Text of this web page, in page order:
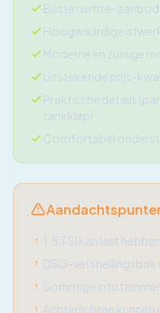
Beste ruimte-aanbod
Hoogwaardige
Moderne en zuinige
Uitstekende prijs-
Praktische details
tankklep)
Comfortabel
1.5 TSI kan last
DSG-
Sommige
Achterlichten